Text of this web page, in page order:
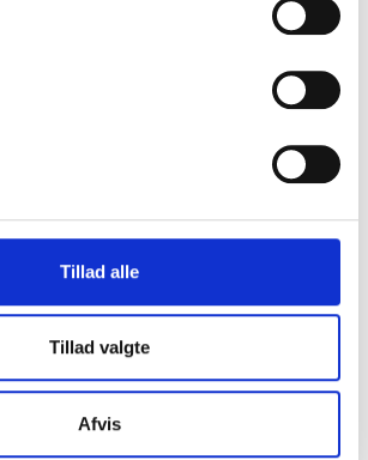
Tillad alle
Tillad valgte
Afvis